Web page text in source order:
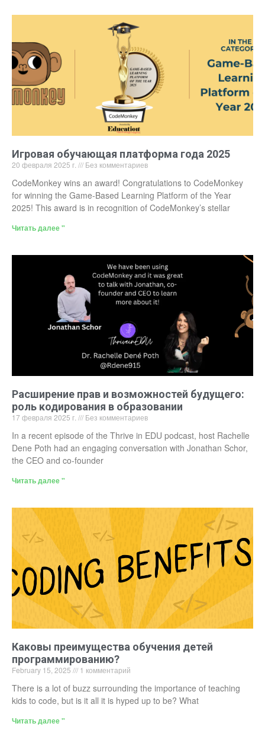
Игровая обучающая платформа года 2025
20 февраля 2025 г. Без комментариев
CodeMonkey wins an award! Congratulations to CodeMonkey
for winning the Game-Based Learning Platform of the Year
2025! This award is in recognition of CodeMonkey’s stellar
Читать далее "
Расширение прав и возможностей будущего:
роль кодирования в образовании
17 февраля 2025 г. Без комментариев
In a recent episode of the Thrive in EDU podcast, host Rachelle
Dene Poth had an engaging conversation with Jonathan Schor,
the CEO and co-founder
Читать далее "
Каковы преимущества обучения детей
программированию?
February 15, 2025 1 комментарий
There is a lot of buzz surrounding the importance of teaching
kids to code, but is it all it is hyped up to be? What
Читать далее "